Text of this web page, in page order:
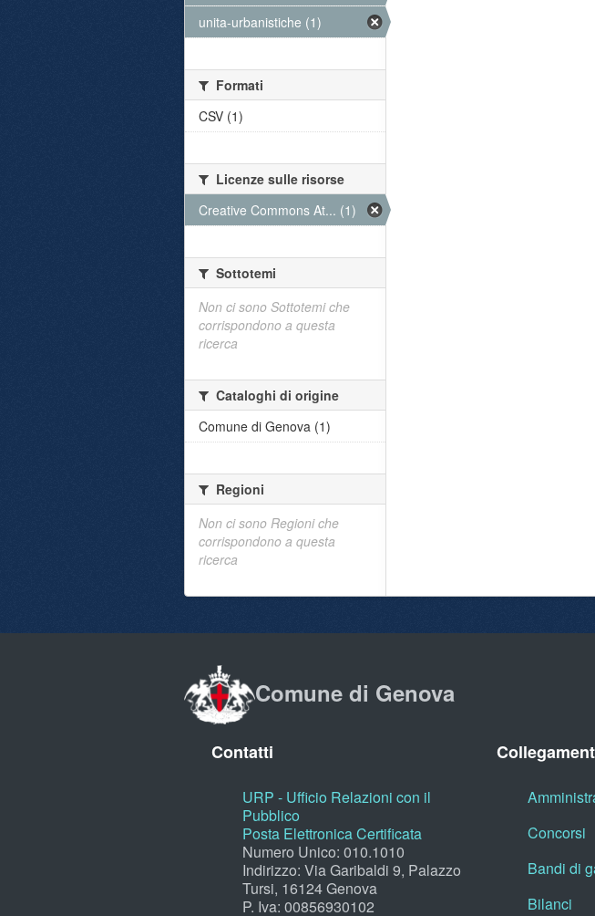
unita-urbanistiche (1)
Formati
CSV (1)
Licenze sulle risorse
Creative Commons At... (1)
Sottotemi
Non ci sono Sottotemi che
corrispondono a questa
ricerca
Cataloghi di origine
Comune di Genova (1)
Regioni
Non ci sono Regioni che
corrispondono a questa
ricerca
Comune di Genova
Contatti
URP - Ufficio Relazioni con il
Pubblico
Posta Elettronica Certificata
Numero Unico: 010.1010
Indirizzo: Via Garibaldi 9, Palazzo
Tursi, 16124 Genova
P. Iva: 00856930102
Concorsi
Bandi di
Bilanci